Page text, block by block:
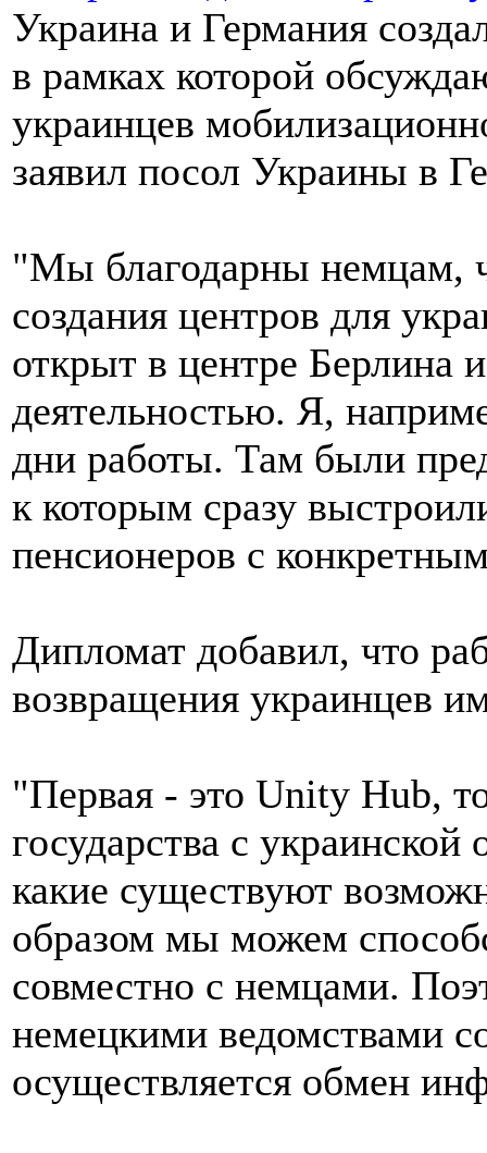
Украина и Германия
в рамках которой
украинцев
заявил посол Украины в
"Мы благодарны немцам,
создания центров для
открыт в центре Берлина
деятельностью. Я,
дни работы. Там были
к которым сразу
пенсионеров с
Дипломат добавил, что
возвращения украинцев
"Первая - это Unity Hub,
государства с
какие существуют
образом мы можем
совместно с немцами.
немецкими ведомствами
осуществляется обмен